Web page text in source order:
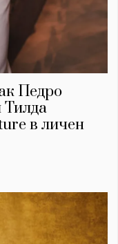
Педро
в личен